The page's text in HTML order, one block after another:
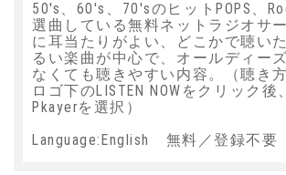
50's、60's、70'sのヒットPOPS、
選曲している無料ネットラジオサ
に耳当たりがよい、どこかで聴い
るい楽曲が中心で、オールディー
なくても聴きやすい内容。（聴き
ロゴ下のLISTEN NOWをクリック後
Pkayerを選択）
Language:English 無料／登録不要